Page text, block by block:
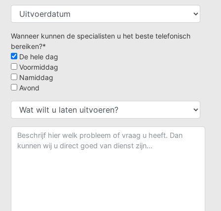
Wanneer kunnen de specialisten u het beste telefonisch
bereiken?*
De hele dag
Voormiddag
Namiddag
Avond